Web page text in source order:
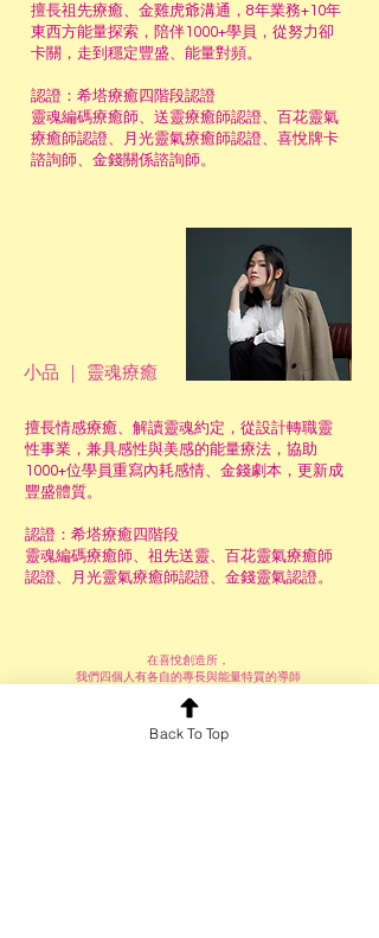
擅長祖先療癒、金雞虎爺溝通，8年業務+10年
東西方能量探索，陪伴1000+學員，從努力卻
卡關，走到穩定豐盛、能量對頻。
認證：希塔療癒四階段認證
靈魂編碼療癒師、送靈療癒師認證、百花靈氣
療癒師認證、月光靈氣療癒師認證、喜悅牌卡
諮詢師、金錢關係諮詢師。
小品 ｜ 靈魂療癒
擅長情感療癒、解讀靈魂約定，從設計轉職靈
性事業， 兼具感性與美感的能量療法，協助
1000+位學員重寫內耗感情、金錢劇本，更新成
豐盛體質。
認證：希塔療癒四階段
靈魂編碼療癒師、祖先送靈、百花靈氣療癒師
認證、月光靈氣療癒師認證、金錢靈氣認證。
在喜悅創造所，
我們四個人有各自的專長與能量特質的導師
因為在這裡，你可以擁有了四個老師所擅長領域的能量調頻。
Back To Top